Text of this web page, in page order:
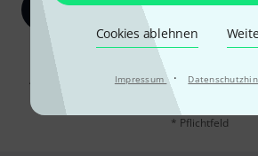
Cookies ablehnen
Impressum ·
Jetzt anmelden
Mit Klick auf „Jetzt anmelden“ stimmen Sie
Werbung und einer Messung des E-Mail-
Abmeldung ist jederzeit möglich. Weitere
* Pflichtfeld